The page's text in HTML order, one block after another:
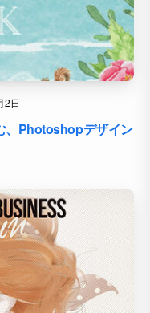
2日
、Photoshopデザイン